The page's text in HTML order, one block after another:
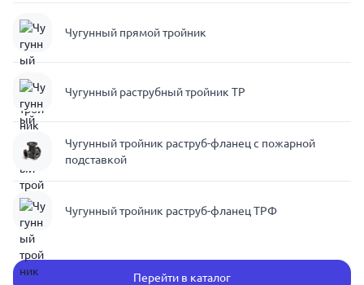
Чугунный прямой тройник
Чугунный раструбный тройник ТР
Чугунный тройник раструб-фланец с пожарной
подставкой
Чугунный тройник раструб-фланец ТРФ
Перейти в каталог